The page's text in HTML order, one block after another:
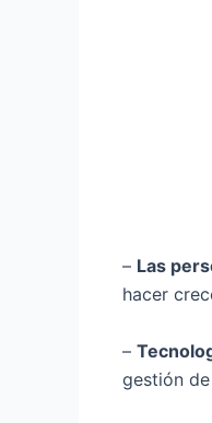
– Las
hacer
–
gestión